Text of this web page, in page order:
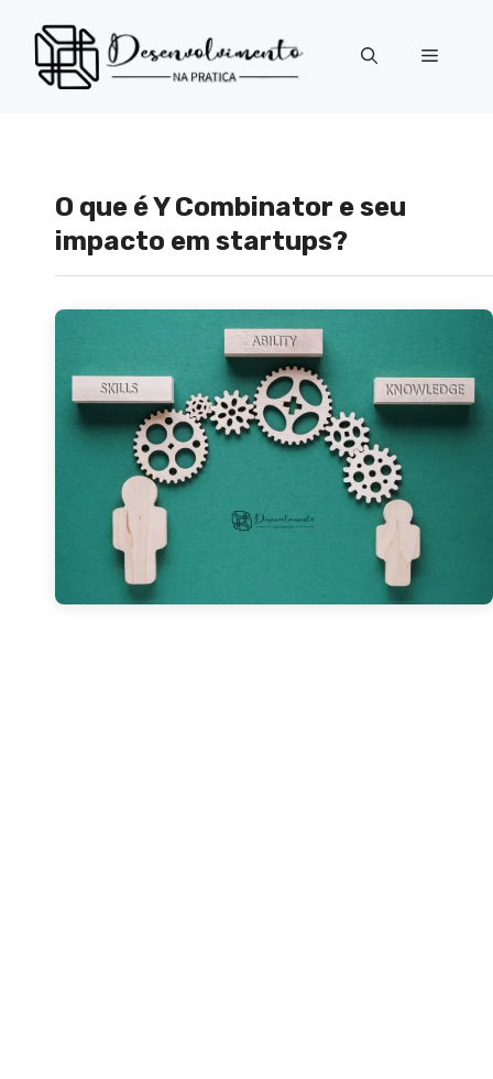
para
conteúdo
Menu
O que é Y Combinator e seu
impacto em startups?